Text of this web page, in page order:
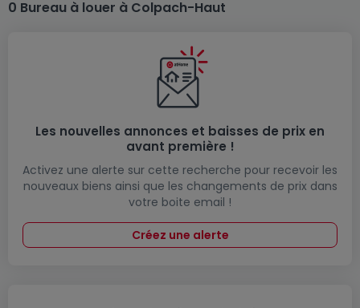
0 Bureau à louer à Colpach-Haut
Les nouvelles annonces et baisses de prix en
avant première !
Activez une alerte sur cette recherche pour recevoir les
nouveaux biens ainsi que les changements de prix dans
votre boite email !
Créez une alerte